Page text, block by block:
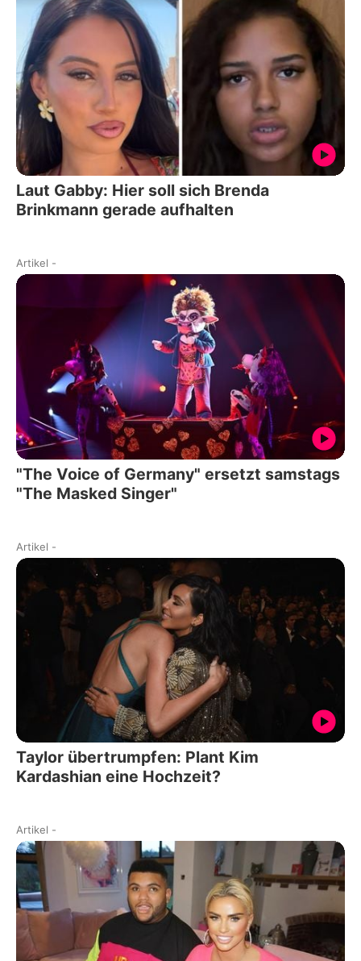
Laut Gabby: Hier soll sich Brenda
Brinkmann gerade aufhalten
Artikel -
"The Voice of Germany" ersetzt samstags
"The Masked Singer"
Artikel -
Taylor übertrumpfen: Plant Kim
Kardashian eine Hochzeit?
Artikel -